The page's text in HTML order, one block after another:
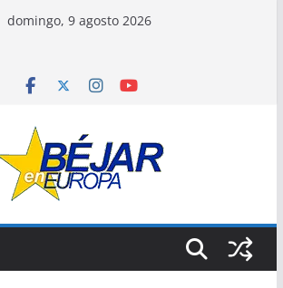
domingo, 9 agosto 2026